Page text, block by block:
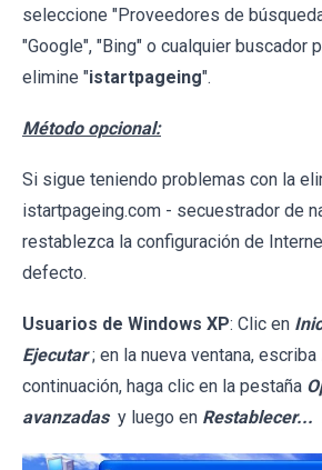
seleccione "Proveedores de
"Google", "Bing" o cualquier buscador
elimine "istartpageing".
Método opcional:
Si sigue teniendo problemas con la
istartpageing.com - secuestrador de
restablezca la configuración de
defecto.
Usuarios de Windows XP: Clic en
Ejecutar ; en la nueva ventana, escriba
continuación, haga clic en la pestaña
avanzadas y luego en Restablecer...